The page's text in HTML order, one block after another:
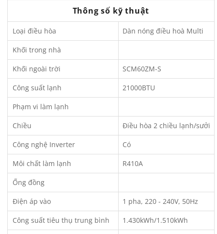
Thông số kỹ thuật
Loại điều hòa Dàn nóng điều hoà Multi
Khối trong nhà
Khối ngoài trời SCM60ZM-S
Công suất lạnh 21000BTU
Phạm vi làm lạnh
Chiều Điều hòa 2 chiều lạnh/sưởi
Công nghệ Inverter Có
Môi chất làm lạnh R410A
Ống đồng
Điện áp vào 1 pha, 220 - 240V, 50Hz
Công suất tiêu thụ trung bình 1.430kWh/1.510kWh